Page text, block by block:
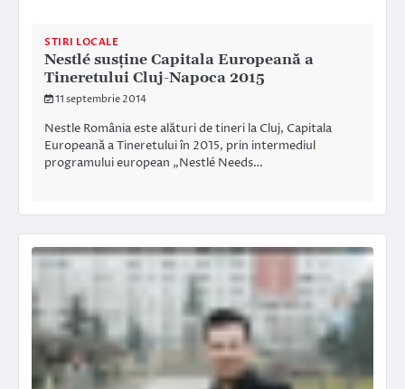
STIRI LOCALE
Nestlé susține Capitala Europeană a
Tineretului Cluj-Napoca 2015
11 septembrie 2014
Nestle România este alături de tineri la Cluj, Capitala
Europeană a Tineretului în 2015, prin intermediul
programului european „Nestlé Needs…